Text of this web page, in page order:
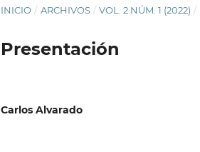
INICIO / ARCHIVOS / VOL. 2 NÚM. 1 (2022) /
Presentación
Carlos Alvarado